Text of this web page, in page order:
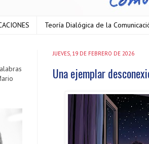
Teoría Dialógica de la
JUEVES, 19 DE FEBRERO DE 2026
Una ejemplar